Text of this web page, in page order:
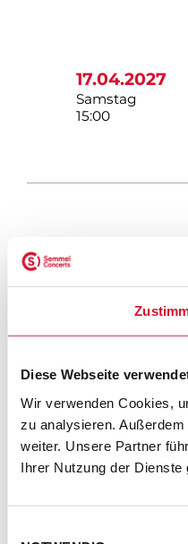
Diese Webseite
Wir verwenden Cookies,
zu analysieren.
weiter. Unsere Partner
Ihrer Nutzung der Dienste
17.04.2027
Samstag
15:00
17.04.2027
Samstag
18.04.2027